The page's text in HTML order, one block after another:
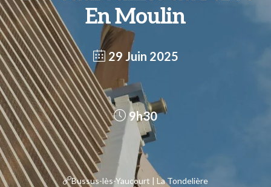
En Moulin
29 Juin 2025
9h30
Bussus-lès-Yaucourt | La Tondelière